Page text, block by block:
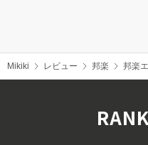
Mikiki レビュー 邦楽 邦楽